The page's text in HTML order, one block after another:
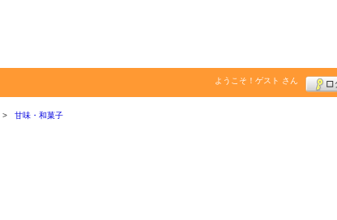
ようこそ！ ゲスト さん
甘味・和菓子